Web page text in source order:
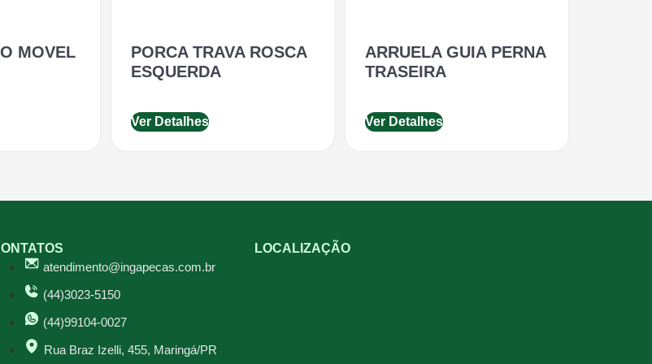
MOVEL
PORCA TRAVA ROSCA
ESQUERDA
Ver Detalhes
ARRUELA GUIA PERNA
TRASEIRA
Ver Detalhes
atendimento@ingapecas.com.br
(44)3023-5150
(44)99104-0027
Rua Braz Izelli, 455, Maringá/PR
LOCALIZAÇÃO